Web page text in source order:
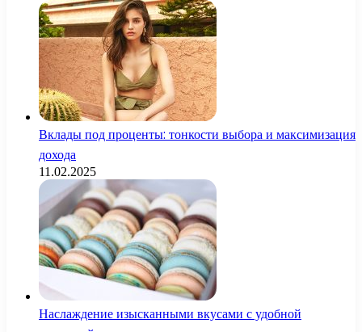
Вклады под проценты: тонкости выбора и максимизация
дохода
11.02.2025
Наслаждение изысканными вкусами с удобной